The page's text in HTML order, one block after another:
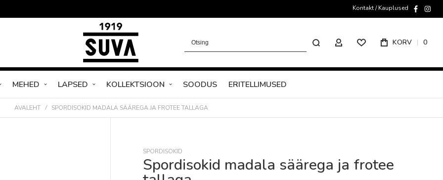
Kontakt / Kauplused
Otsing
MINU KONTO KORV 0
MEHED LAPSED KOLLEKTSIOON SOODUS ERITELLIMUSED
AVALEHT SPORDISOKID MADALA SÄÄREGA JA FROTEE TALLAGA
SPORDISOKID
Spordisokid madala säärega ja frotee